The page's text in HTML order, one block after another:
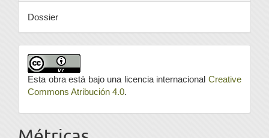
Dossier
Esta obra está bajo una licencia internacional Creative
Commons Atribución 4.0.